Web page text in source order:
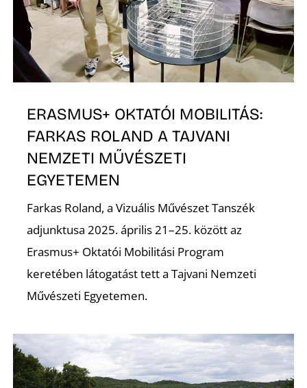
ERASMUS+ OKTATÓI MOBILITÁS:
FARKAS ROLAND A TAJVANI
NEMZETI MŰVÉSZETI
EGYETEMEN
Farkas Roland, a Vizuális Művészet Tanszék
adjunktusa 2025. április 21–25. között az
Erasmus+ Oktatói Mobilitási Program
keretében látogatást tett a Tajvani Nemzeti
Művészeti Egyetemen.